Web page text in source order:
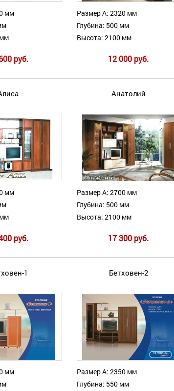
мм
руб.
Размер А: 2320 мм
Глубина: 500 мм
Высота: 2100 мм
12 000 руб.
мм
руб.
Анатолий
Размер А: 2700 мм
Глубина: 500 мм
Высота: 2100 мм
17 300 руб.
1
мм
Бетховен-2
Размер А: 2350 мм
Глубина: 550 мм